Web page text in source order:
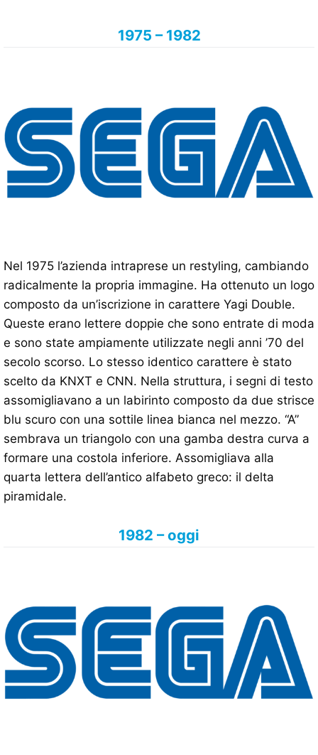
1975 – 1982
Nel 1975 l’azienda intraprese un restyling, cambiando
radicalmente la propria immagine. Ha ottenuto un logo
composto da un’iscrizione in carattere Yagi Double.
Queste erano lettere doppie che sono entrate di moda
e sono state ampiamente utilizzate negli anni ’70 del
secolo scorso. Lo stesso identico carattere è stato
scelto da KNXT e CNN. Nella struttura, i segni di testo
assomigliavano a un labirinto composto da due strisce
blu scuro con una sottile linea bianca nel mezzo. “A”
sembrava un triangolo con una gamba destra curva a
formare una costola inferiore. Assomigliava alla
quarta lettera dell’antico alfabeto greco: il delta
piramidale.
1982 – oggi